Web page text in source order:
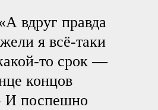
вдруг правда
я всё-таки
то срок —
концов
И поспешно